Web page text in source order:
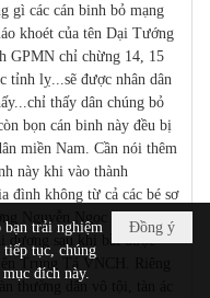
gì các cán binh bỏ mạng
khoét của tên Dại Tướng
GPMN chỉ chừng 14, 15
tỉnh lỵ...sẽ được nhân dân
thấy dân chúng bỏ
bọn cán binh này đều bị
miền Nam. Cần nói thêm
này khi vào thành
đình không từ cả các bé sơ
Nguyễn Ngọc Loan
dương sau khi bắt được
Trung Tá VNCH. Riêng
thường dân vô tội, tàn ác
Đồng ý
bạn trải nghiệm
tục, chúng
đích này.